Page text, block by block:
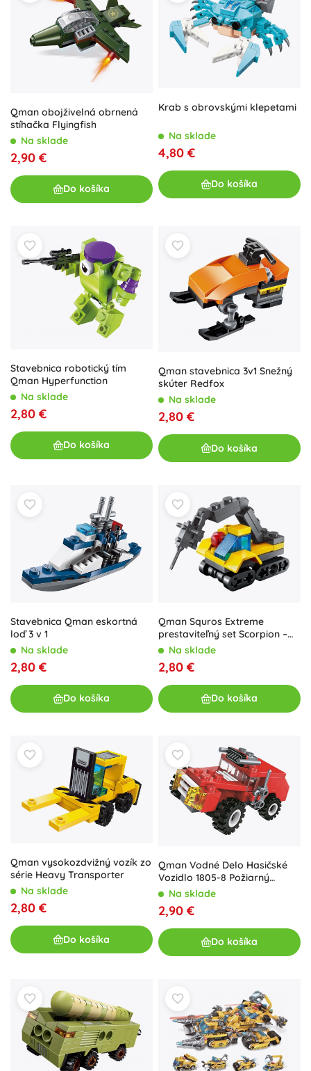
Qman obojživelná obrnená
stíhačka Flyingfish
Na sklade
2,90 €
Do košíka
Krab s obrovskými klepetami
Na sklade
4,80 €
Do košíka
Stavebnica robotický tím
Qman Hyperfunction
Na sklade
2,80 €
Do košíka
Qman stavebnica 3v1 Snežný
skúter Redfox
Na sklade
2,80 €
Do košíka
Stavebnica Qman eskortná
loď 3 v 1
Na sklade
2,80 €
Do košíka
Qman Squros Extreme
prestaviteľný set Scorpion –
demolačný stroj 3v1
Na sklade
2,80 €
Do košíka
Qman vysokozdvižný vozík zo
série Heavy Transporter
Na sklade
2,80 €
Do košíka
Qman Vodné Delo Hasičské
Vozidlo 1805-8 Požiarný
Detektor
Na sklade
2,90 €
Do košíka